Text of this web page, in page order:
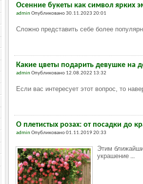
Осенние букеты как символ ярких
adminОпубликовано 30.11.2023 20:01
Сложно представить себе более
Какие цветы подарить девушке на
adminОпубликовано 12.08.2022 13:32
Если вас интересует этот вопрос, то
О плетистых розах: от посадки до
adminОпубликовано 01.11.2019 20:33
Этим
украшение...